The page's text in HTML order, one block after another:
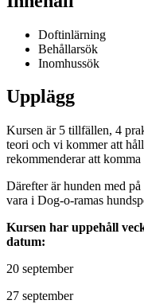
Doftinlärning
Behållarsök
Inomhussök
Upplägg
Kursen är 5 tillfällen, 4
teori och vi kommer att
rekommenderar att
Därefter är hunden med
vara i Dog-o-ramas
Kursen har uppehåll
datum:
20 september
27 september